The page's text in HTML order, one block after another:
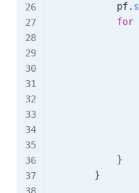
            pf
.
for
}
}